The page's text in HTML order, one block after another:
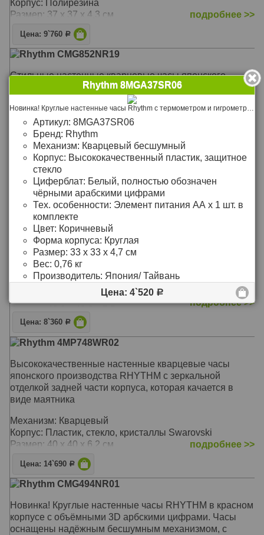
Корпус: Полирезина
Размер: 37 х 37 х 4,3 см
подробнее >>
Цена: 9`760 Р
Rhythm CMG852NR19
Стильные настенные кварцевые часы японского
производства RHYTHM
Механизм: Кварцевый
Материал: Пластик
Корпус: Пластик
Размер: 42 х 42 х 4 см
Цена: 3`490
Rhythm CMG774BR19
Оригинальные настенные кварцевые часы японского
производства RHYTHM с люминесцентной подсветкой
цифр и стрелок и выпуклым циферблатом. Cекундная
стрелка вынесена на отдельный циферблат в
положении "6" часов
Механизм: Кварцевый бесшумный
Материал: Пластик
Размер: 40,6 х 40,6 х 7,5 см
подробнее >>
Цена: 8`360 Р
Rhythm 4MP748WR02
Высококачественные настенные кварцевые часы
японского производства RHYTHM с зеркальной
отделкой задней части корпуса, которая качается в
виде маятника
Механизм: Кварцевый
Корпус: Пластик, стекло, кристаллы Swarovski
Размер: 40 х 40 х 6,2 см
подробнее >>
Цена: 14`690 Р
Rhythm CMG494NR01
Новинка! Круглые настенные часы RHYTHM в красном
корпусе с объёмными 3D арбскими цифрами. Часы
оснащены надёжным бесшумным механизмом, с
Rhythm 8MGA37SR06
Новинка! Круглые настенные часы Rhythm с термометром и гигрометром на дополнительных циферблатах. Часы оснащены надёжным бесшумным механизмом, с плавным ходом стрелок
Артикул: 8MGA37SR06
Бренд: Rhythm
Механизм: Кварцевый бесшумный
Корпус: Высококачественный пластик, защитное
стекло
Циферблат: Белый, полностью обозначен
чёрными арабскими цифрами
Тех. особенности: Элемент питания АА х 1 шт. в
комплекте
Цвет: Коричневый
Форма корпуса: Круглая
Размер: 33 x 33 х 4,7 см
Вес: 0,76 кг
Производитель: Япония/ Тайвань
Цена: 4`520 Р